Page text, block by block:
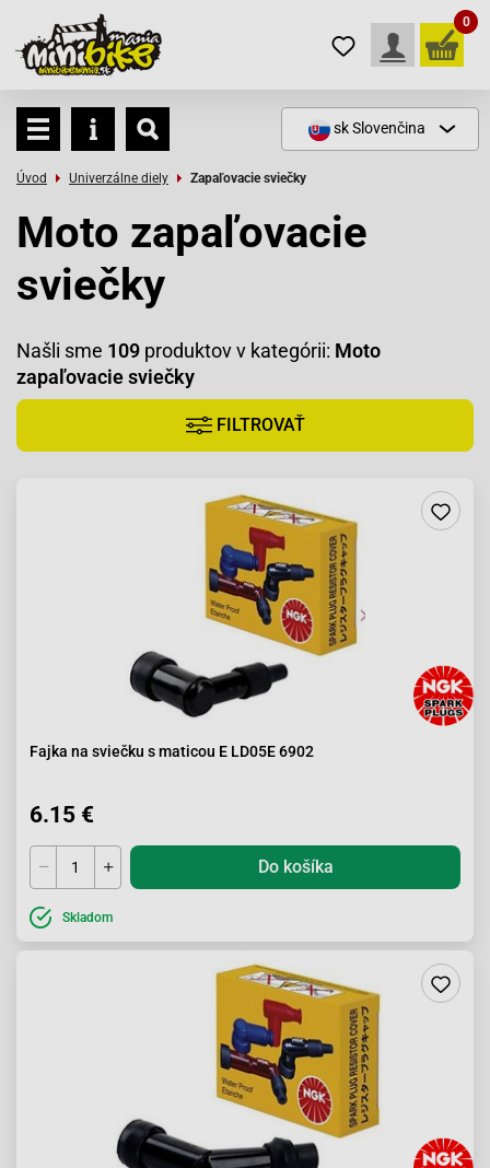
0
skSlovenčina
Úvod Univerzálne diely Zapaľovacie sviečky
Moto zapaľovacie
sviečky
Našli sme 109 produktov v kategórii: Moto
zapaľovacie sviečky
FILTROVAŤ
Fajka na sviečku s maticou E LD05E 6902
6.15 €
Do košíka
Skladom